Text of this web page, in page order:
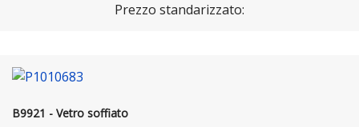
Prezzo standarizzato:
B9921 - Vetro soffiato